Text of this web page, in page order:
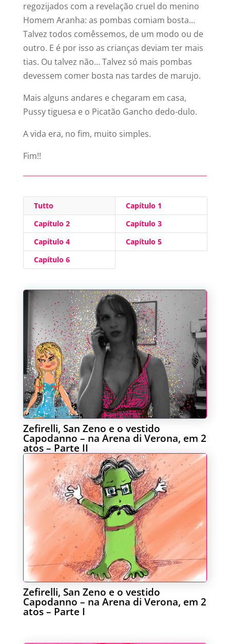
regozijados com a revelação cruel do menino
Homem Aranha: as pombas comiam bosta…
Talvez todos comêssemos, de um modo ou de
outro. E é por isso as crianças deviam ter mais
tias. Ou talvez não… Talvez só mais pombas
devessem comer bosta nas tardes de marujo.
Mais alguns andares e chegaram em casa,
Pussy tiguesa e o Picatão Gancho dedo-dulo.
A vida era, no fim, muito simples.
Fim!!
Tutto
Capítulo 1
Capítulo 2
Capítulo 3
Capítulo 4
Capítulo 5
Capítulo 6
Zefirelli, San Zeno e o vestido
Capodanno – na Arena di Verona, em 2
atos – Parte II
Zefirelli, San Zeno e o vestido
Capodanno – na Arena di Verona, em 2
atos – Parte I